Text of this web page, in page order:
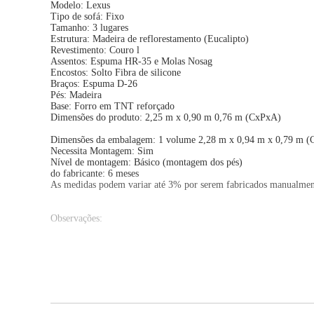
Modelo: Lexus
Tipo de sofá: Fixo
Tamanho: 3 lugares
Estrutura: Madeira de reflorestamento (Eucalipto)
Revestimento: Couro l
Assentos: Espuma HR-35 e Molas Nosag
Encostos: Solto Fibra de silicone
Braços: Espuma D-26
Pés: Madeira
Base: Forro em TNT reforçado
Dimensões do produto: 2,25 m x 0,90 m 0,76 m (CxPxA)
Dimensões da embalagem: 1 volume 2,28 m x 0,94 m x 0,79 m
Necessita Montagem: Sim
Nível de montagem: Básico (montagem dos pés)
do fabricante: 6 meses
As medidas podem variar até 3% por serem fabricados
Observações:
- A é realizada por transportadora, por isso a Clube Móveis se